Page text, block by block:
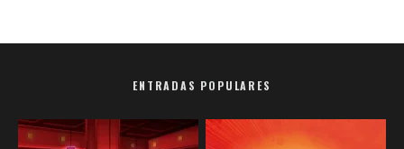
ENTRADAS POPULARES